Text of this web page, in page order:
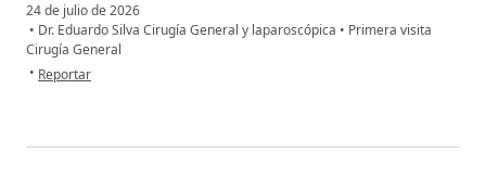
24 de julio de 2026
• Dr. Eduardo Silva Cirugía General y laparoscópica • Primera visita
Cirugía General
• en opinión del usuario Lm
Reportar